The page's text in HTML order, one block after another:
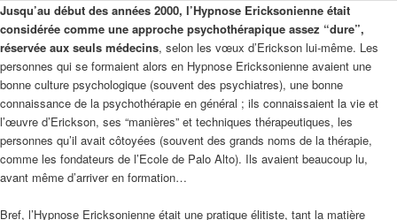
Jusqu’au début des années 2000, l’Hypnose Ericksonienne était
considérée comme une approche psychothérapique assez “dure”,
réservée aux seuls médecins, selon les vœux d’Erickson lui-même. Les
personnes qui se formaient alors en Hypnose Ericksonienne avaient une
bonne culture psychologique (souvent des psychiatres), une bonne
connaissance de la psychothérapie en général ; ils connaissaient la vie et
l’œuvre d’Erickson, ses “manières” et techniques thérapeutiques, les
personnes qu’il avait côtoyées (souvent des grands noms de la thérapie,
comme les fondateurs de l’Ecole de Palo Alto). Ils avaient beaucoup lu,
avant même d’arriver en formation…
Bref, l’Hypnose Ericksonienne était une pratique élitiste, tant la matière